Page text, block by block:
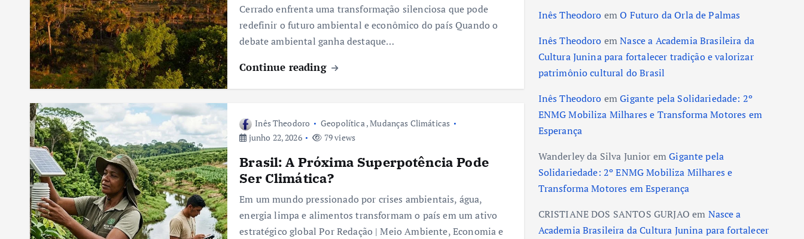
Cerrado enfrenta uma transformação silenciosa que pode
redefinir o futuro ambiental e econômico do país Quando o
debate ambiental ganha destaque…
Continue reading
Inês Theodoro Geopolítica,Mudanças Climáticas
junho 22, 2026
79 views
Brasil: A Próxima Superpotência Pode
Ser Climática?
Em um mundo pressionado por crises ambientais, água,
energia limpa e alimentos transformam o país em um ativo
estratégico global Por Redação | Meio Ambiente, Economia e
Inês Theodoro emO Futuro da Orla de Palmas
Inês Theodoro emNasce a Academia Brasileira da
Cultura Junina para fortalecer tradição e valorizar
patrimônio cultural do Brasil
Inês Theodoro emGigante pela Solidariedade: 2º
ENMG Mobiliza Milhares e Transforma Motores em
Esperança
Wanderley da Silva Junior emGigante pela
Solidariedade: 2º ENMG Mobiliza Milhares e
Transforma Motores em Esperança
CRISTIANE DOS SANTOS GURJAO em Nasce a
Academia Brasileira da Cultura Junina para fortalecer